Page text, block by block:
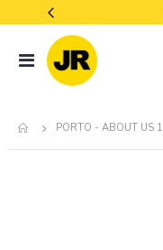
navegación
PORTO - ABOUT US 1